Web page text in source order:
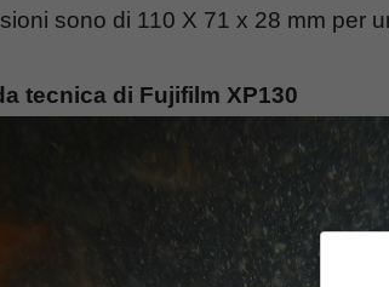
sono di 110 X 71 x 28 mm per
tecnica di Fujifilm XP130